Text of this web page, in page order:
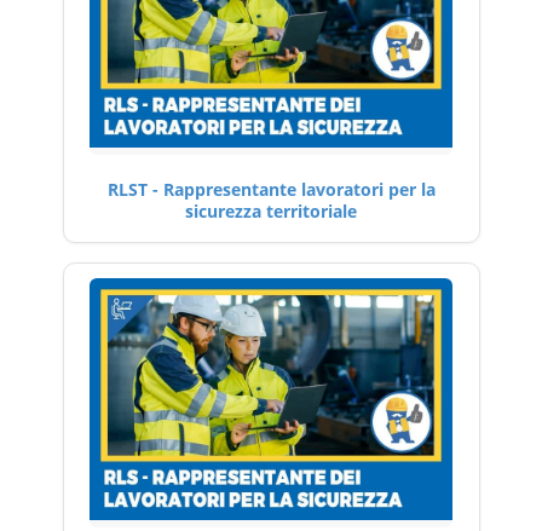
RLST - Rappresentante lavoratori per la
sicurezza territoriale